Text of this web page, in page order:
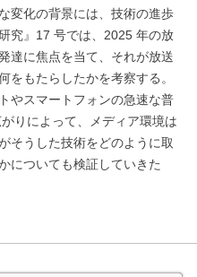
変化の背景には、技術の進歩
究』17 号では、2025 年の放
達に焦点を当て、それが放送
をもたらしたかを考察する。
やスマートフォンの急速な普
りによって、メディア環境は
そうした技術をどのように取
についても検証していきた